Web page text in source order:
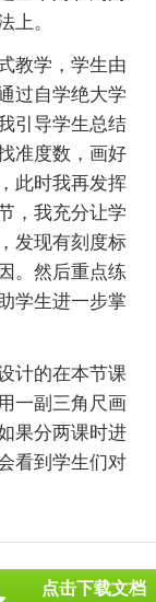
上。
教学，学生由
过自学绝大学
引导学生总结
准度数，画好
此时我再发挥
，我充分让学
发现有刻度标
。然后重点练
学生进一步掌
计的在本节课
一副三角尺画
果分两课时进
看到学生们对
点击下载文档